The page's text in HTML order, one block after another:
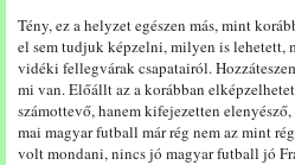
Tény, ez a helyzet egészen más, mint
el sem tudjuk képzelni, milyen is lehetett,
vidéki fellegvárak csapatairól.
mi van. Előállt az a korábban
számottevő, hanem kifejezetten
mai magyar futball már rég nem az mint
volt mondani, nincs jó magyar futball jó